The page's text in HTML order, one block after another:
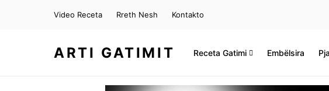
Video Receta Rreth Nesh Kontakto
ARTI GATIMIT Receta Gatimi Embëlsira